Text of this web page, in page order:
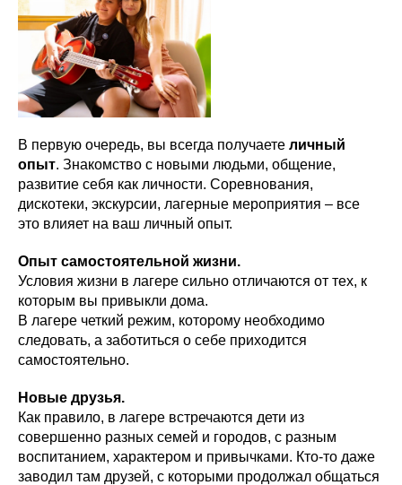
В первую очередь, вы всегда получаете личный
опыт. Знакомство с новыми людьми, общение,
развитие себя как личности. Соревнования,
дискотеки, экскурсии, лагерные мероприятия – все
это влияет на ваш личный опыт.
Опыт самостоятельной жизни.
Условия жизни в лагере сильно отличаются от тех, к
которым вы привыкли дома.
В лагере четкий режим, которому необходимо
следовать, а заботиться о себе приходится
самостоятельно.
Новые друзья.
Как правило, в лагере встречаются дети из
совершенно разных семей и городов, с разным
воспитанием, характером и привычками. Кто-то даже
заводил там друзей, с которыми продолжал общаться